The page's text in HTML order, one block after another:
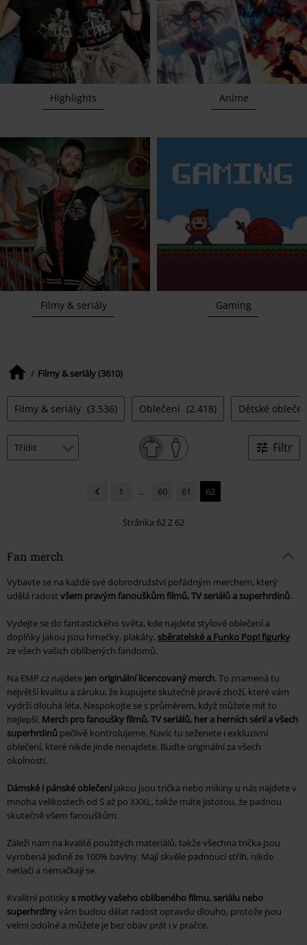
Highlights Anime
Filmy & seriály Gaming
Filmy & seriály (3610)
Filmy & seriály (3.536) Oblečení (2.418) Dětské
Filtr
1 ... 60 61 62
Stránka 62 Z 62
Fan merch
Vybavte se na každé své dobrodružství pořádným merchem, který
udělá radost všem pravým fanouškům filmů, TV seriálů a superhrdinů.
Vydejte se do fantastického světa, kde najdete stylové oblečení a
doplňky jakou jsou hrnečky, plakáty, sběratelské a Funko Pop! figurky
ze všech vašich oblíbených fandomů.
Na EMP.cz najdete jen originální licencovaný merch. To znamená tu
největší kvalitu a záruku, že kupujete skutečně pravé zboží, které vám
vydrží dlouhá léta. Nespokojte se s průměrem, když můžete mít to
nejlepší. Merch pro fanoušky filmů, TV seriálů, her a herních sérií a všech
superhrdinů pečlivě kontrolujeme. Navíc tu seženete i exkluzivní
oblečení, které nikde jinde nenajdete. Buďte originální za všech
okolností.
Dámské i pánské oblečeníjakou jsou trička nebo mikiny u nás najdete v
mnoha velikostech od S až po XXXL, takže máte jistotou, že padnou
skutečně všem fanouškům.
Záleží nám na kvalitě použitých materiálů, takže všechna trička jsou
vyrobená jedině ze 100% bavlny. Mají skvěle padnoucí střih, nikde
netlačí a nemačkají se.
Kvalitní potisky s motivy vašeho oblíbeného filmu, seriálu nebo
superhrdinyvám budou dělat radost opravdu dlouho, protože jsou
velmi odolné a můžete je bez obav prát i v pračce.